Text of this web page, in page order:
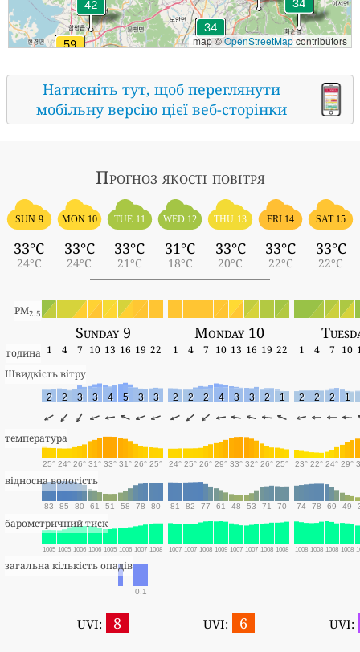
map ©OpenStreetMapcontributors
Натисніть тут, щоб переглянути
мобільну версію цієї веб-сторінки
Прогноз якості повітря
SUN 9
33°C
24°C
MON 10
33°C
24°C
TUE 11
33°C
21°C
WED 12
31°C
18°C
THU 13
33°C
20°C
FRI 14
33°C
22°C
SAT 15
33°C
22°C
PM2.5
Sunday 9 Monday 10
година 1 4 7 10 13 16 19 22 1 4 7 10 13 16 19 22 1 4 7 10
Швидкість вітру
2 2 3 3 4 5 3 3 2 2 2 4 3 3 2 1 2 2 2 1
температура
25° 24° 26° 31° 33° 31° 26° 25° 24° 25° 26° 29° 33° 32° 26° 25° 23° 22° 24° 29°
відносна вологість
83 85 80 61 51 58 78 80 81 82 77 61 48 53 71 70 74 78 69 49
барометричний тиск
1005 1005 1006 1006 1005 1006 1007 1008 1007 1007 1008 1009 1007 1007 1008 1008 1008 1008 1008 1008
загальна кількість опадів
0.1
UVI: 8 UVI: 6 UVI: